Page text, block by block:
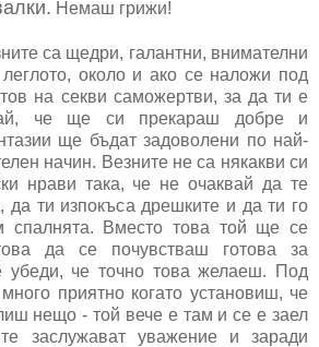
Немаш грижи!
са щедри, галантни, внимателни
около и ако се наложи под
на секви саможертви, за да ти е
че ще си прекараш добре и
ще бъдат задоволени по най-
начин. Везните не са някакви си
нрави така, че не очаквай да те
да ти изпокъса дрешките и да ти го
спалнята. Вместо това той ще се
да се почувстваш готова за
убеди, че точно това желаеш. Под
приятно когато установиш, че
нещо - той вече е там и се е заел
заслужават уважение и заради